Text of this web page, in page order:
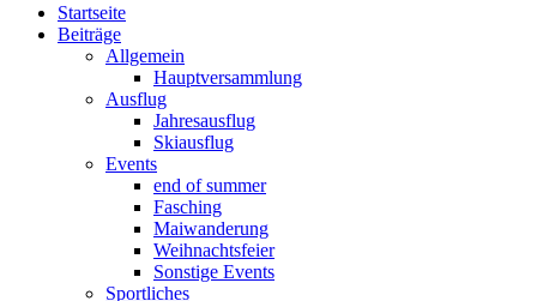
Startseite
Beiträge
Allgemein
Hauptversammlung
Ausflug
Jahresausflug
Skiausflug
Events
end of summer
Fasching
Maiwanderung
Weihnachtsfeier
Sonstige Events
Sportliches